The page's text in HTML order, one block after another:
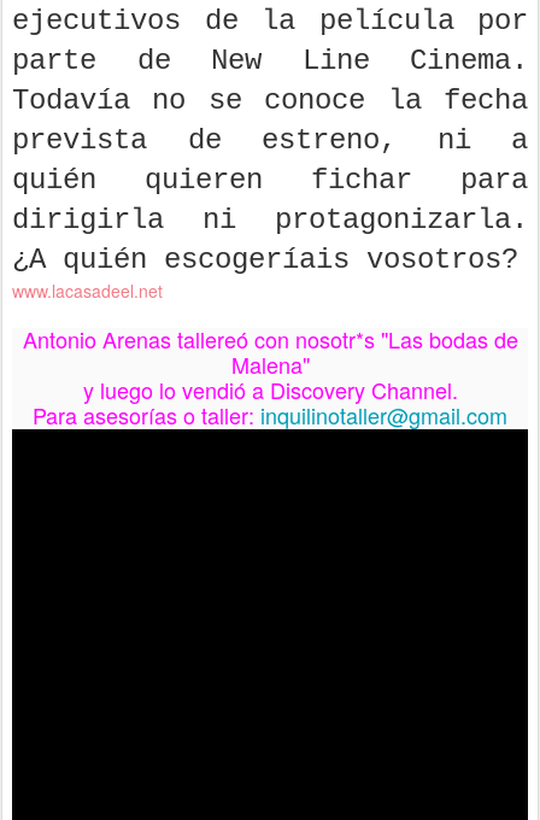
ejecutivos de la película por
parte de New Line Cinema.
Todavía no se conoce la fecha
prevista de estreno, ni a
quién quieren fichar para
dirigirla ni protagonizarla.
¿A quién escogeríais vosotros?
www.lacasadeel.net
Antonio Arenas tallereó con nosotr*s "Las bodas de
Malena"
y luego lo vendió a Discovery Channel.
Para asesorías o taller: inquilinotaller@gmail.com